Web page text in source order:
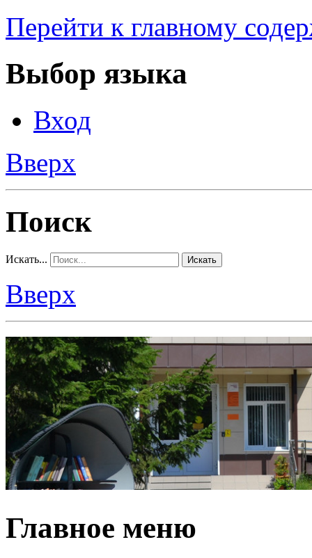
Перейти к главному
Выбор языка
Вход
Вверх
Поиск
Искать... Искать
Вверх
Главное меню